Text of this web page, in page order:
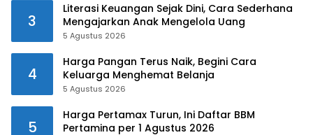
3
Literasi Keuangan Sejak Dini, Cara Sederhana
Mengajarkan Anak Mengelola Uang
5 Agustus 2026
4
Harga Pangan Terus Naik, Begini Cara
Keluarga Menghemat Belanja
5 Agustus 2026
5
Harga Pertamax Turun, Ini Daftar BBM
Pertamina per 1 Agustus 2026